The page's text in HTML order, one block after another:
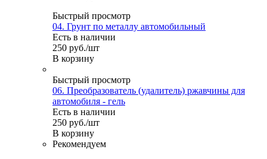
Быстрый просмотр
04. Грунт по металлу автомобильный
Есть в наличии
250 руб./шт
В корзину
Быстрый просмотр
06. Преобразователь (удалитель) ржавчины для
автомобиля - гель
Есть в наличии
250 руб./шт
В корзину
Рекомендуем